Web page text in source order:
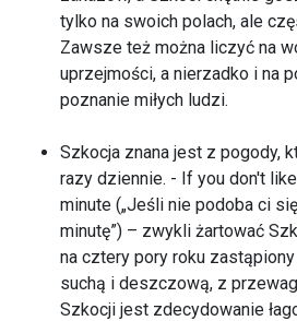
tylko na swoich polach, ale
Zawsze też można liczyć na
uprzejmości, a nierzadko i na
poznanie miłych ludzi.
Szkocja znana jest z pogody,
razy dziennie. - If you don't
minute („Jeśli nie podoba ci
minutę”) – zwykli żartować
na cztery pory roku
suchą i deszczową, z
Szkocji jest zdecydowanie